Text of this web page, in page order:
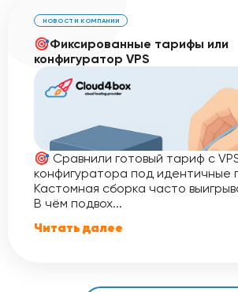
НОВОСТИ КОМПАНИИ
🎯Фиксированные тарифы или
конфигуратор VPS
🎯 Сравнили готовый тариф с
конфигуратора под идентичные
Кастомная сборка часто
В чём подвох...
Читать далее